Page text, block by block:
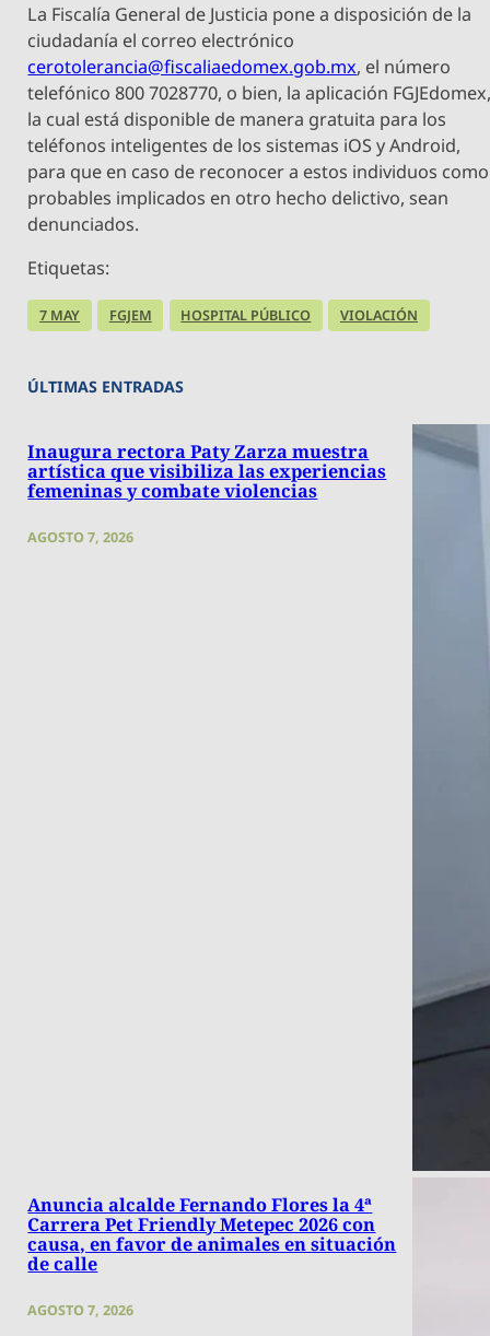
La Fiscalía General de Justicia pone a disposición de la
ciudadanía el correo electrónico
cerotolerancia@fiscaliaedomex.gob.mx, el número
telefónico 800 7028770, o bien, la aplicación
la cual está disponible de manera gratuita para los
teléfonos inteligentes de los sistemas iOS y Android,
para que en caso de reconocer a estos individuos como
probables implicados en otro hecho delictivo, sean
denunciados.
Etiquetas:
7 MAY FGJEM HOSPITAL PÚBLICO VIOLACIÓN
ÚLTIMAS ENTRADAS
Inaugura rectora Paty Zarza muestra
artística que visibiliza las experiencias
femeninas y combate violencias
AGOSTO 7, 2026
Anuncia alcalde Fernando Flores la 4ª
Carrera Pet Friendly Metepec 2026 con
causa, en favor de animales en situación
de calle
AGOSTO 7, 2026